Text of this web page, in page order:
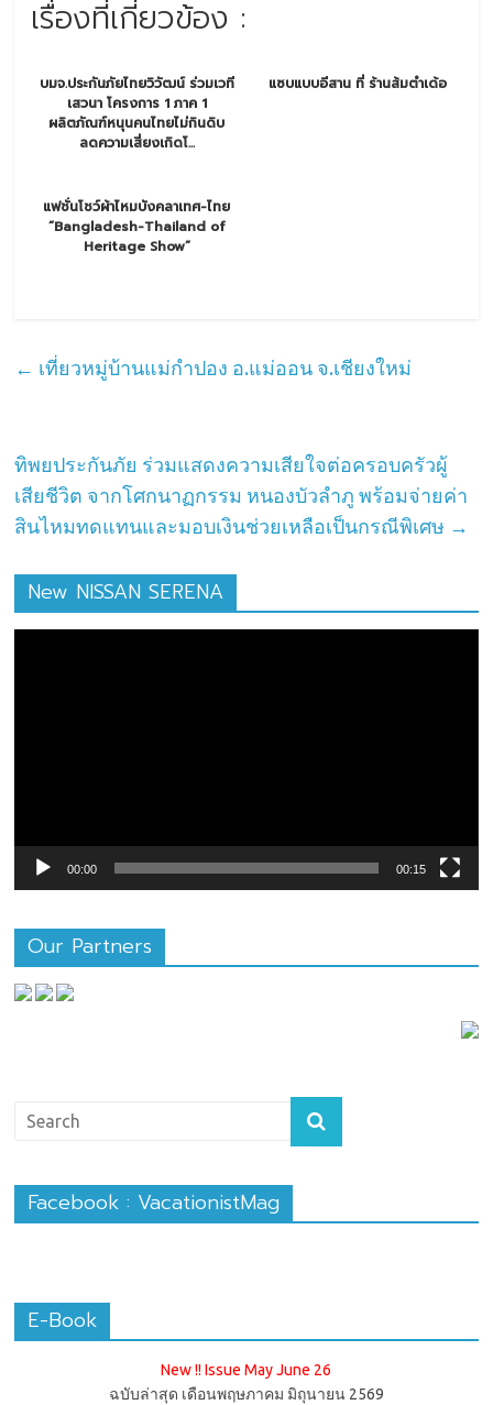
เรื่องที่เกี่ยวข้อง :
บมจ.ประกันภัยไทยวิวัฒน์ ร่วมเวที
เสวนา โครงการ 1 ภาค 1
ผลิตภัณฑ์หนุนคนไทยไม่กินดิบ
ลดความเสี่ยงเกิดโ...
แซบแบบอีสาน ที่ ร้านส้มตำเด้อ
แฟชั่นโชว์ผ้าไหมบังคลาเทศ-ไทย
“Bangladesh-Thailand of
Heritage Show”
← เที่ยวหมู่บ้านแม่กำปอง อ.แม่ออน จ.เชียงใหม่
ทิพยประกันภัย ร่วมแสดงความเสียใจต่อครอบครัวผู้
เสียชีวิต จากโศกนาฏกรรม หนองบัวลำภู พร้อมจ่ายค่า
สินไหมทดแทนและมอบเงินช่วยเหลือเป็นกรณีพิเศษ →
New NISSAN SERENA
00:00 00:15
Our Partners
Facebook : VacationistMag
E-Book
New !! Issue May June 26
ฉบับล่าสุด เดือนพฤษภาคม มิถุนายน 2569